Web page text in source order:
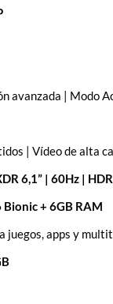
avanzada | Modo
| Vídeo de alta
6,1” | 60Hz |
Bionic + 6GB RAM
juegos, apps y